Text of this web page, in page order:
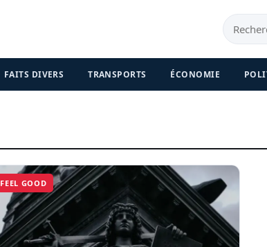
FAITS DIVERS TRANSPORTS ÉCONOMIE
FEEL GOOD